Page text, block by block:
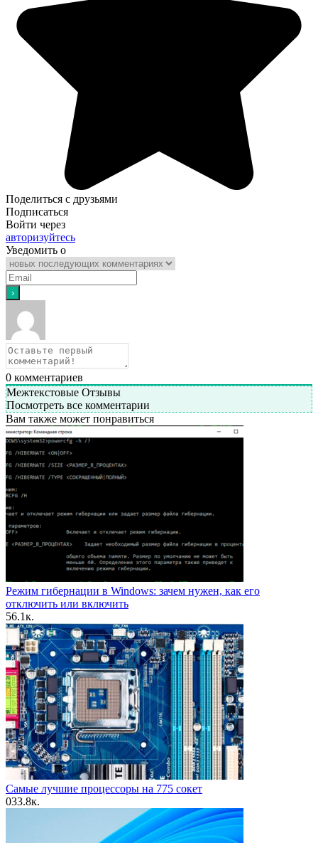
Поделиться с друзьями
Подписаться
Войти через
авторизуйтесь
Уведомить о
0 комментариев
Межтекстовые Отзывы
Посмотреть все комментарии
Вам также может понравиться
Режим гибернации в Windows: зачем нужен, как его
отключить или включить
56.1к.
Самые лучшие процессоры на 775 сокет
033.8к.